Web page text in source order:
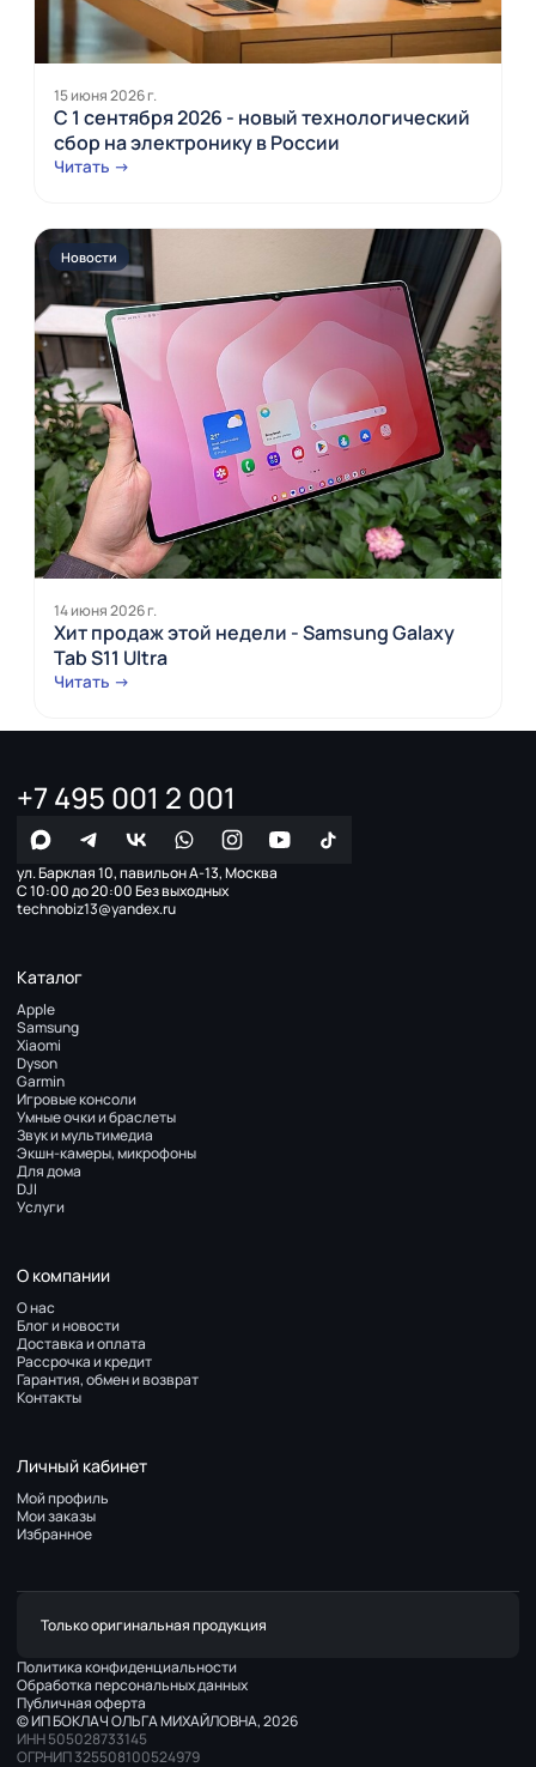
15 июня 2026 г.
С 1 сентября 2026 - новый технологический
сбор на электронику в России
Читать →
Новости
14 июня 2026 г.
Хит продаж этой недели - Samsung Galaxy
Tab S11 Ultra
Читать →
+7 495 001 2 001
ул. Барклая 10, павильон А-13, Москва
С 10:00 до 20:00 Без выходных
technobiz13@yandex.ru
Каталог
Apple
Samsung
Xiaomi
Dyson
Garmin
Игровые консоли
Умные очки и браслеты
Звук и мультимедиа
Экшн-камеры, микрофоны
Для дома
DJI
Услуги
О компании
О нас
Блог и новости
Доставка и оплата
Рассрочка и кредит
Гарантия, обмен и возврат
Контакты
Личный кабинет
Мой профиль
Мои заказы
Избранное
Только оригинальная продукция
Политика конфиденциальности
Обработка персональных данных
Публичная оферта
© ИП БОКЛАЧ ОЛЬГА МИХАЙЛОВНА, 2026
ИНН 505028733145
ОГРНИП 325508100524979